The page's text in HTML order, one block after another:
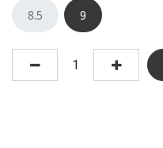
8.5 9